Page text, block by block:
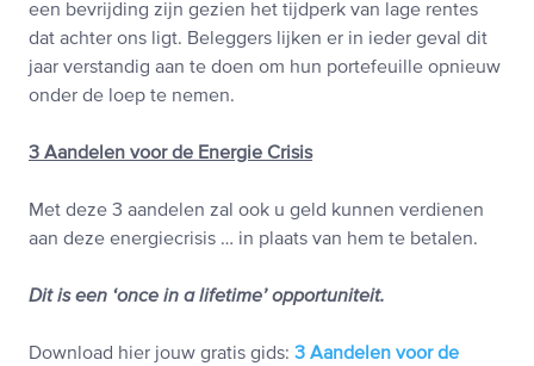
een bevrijding zijn gezien het tijdperk van lage rentes
dat achter ons ligt. Beleggers lijken er in ieder geval dit
jaar verstandig aan te doen om hun portefeuille opnieuw
onder de loep te nemen.
3 Aandelen voor de Energie Crisis
Met deze 3 aandelen zal ook u geld kunnen verdienen
aan deze energiecrisis … in plaats van hem te betalen.
Dit is een ‘once in a lifetime’ opportuniteit.
Download hier jouw gratis gids: 3 Aandelen voor de